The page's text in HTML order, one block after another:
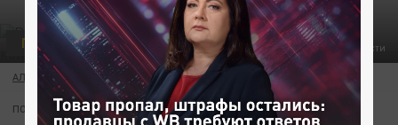
ФОТО: УГИБДД ПО ЧЕЛЯБИНСКОЙ ОБЛАСТИ
ПРОИСШЕСТВИЯ
АЛЕКСАНДР АНУФРИЕВ 20 ЯНВАРЯ 17:05
ПОДПИШИТЕСЬ: